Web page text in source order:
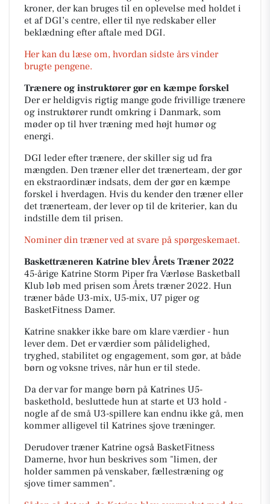
kroner, der kan bruges til en oplevelse med holdet i
et af DGI’s centre, eller til nye redskaber eller
beklædning efter aftale med DGI.
Her kan du læse om, hvordan sidste års vinder
brugte pengene.
Trænere og instruktører gør en kæmpe forskel
Der er heldigvis rigtig mange gode frivillige trænere
og instruktører rundt omkring i Danmark, som
møder op til hver træning med højt humør og
energi.
DGI leder efter trænere, der skiller sig ud fra
mængden. Den træner eller det trænerteam, der gør
en ekstraordinær indsats, dem der gør en kæmpe
forskel i hverdagen. Hvis du kender den træner eller
det trænerteam, der lever op til de kriterier, kan du
indstille dem til prisen.
Nominer din træner ved at svare på spørgeskemaet.
Baskettræneren Katrine blev Årets Træner 2022
45-årige Katrine Storm Piper fra Værløse Basketball
Klub løb med prisen som Årets træner 2022. Hun
træner både U3-mix, U5-mix, U7 piger og
BasketFitness Damer.
Katrine snakker ikke bare om klare værdier - hun
lever dem. Det er værdier som pålidelighed,
tryghed, stabilitet og engagement, som gør, at både
børn og voksne trives, når hun er til stede.
Da der var for mange børn på Katrines U5-
baskethold, besluttede hun at starte et U3 hold -
nogle af de små U3-spillere kan endnu ikke gå, men
kommer alligevel til Katrines sjove træninger.
Derudover træner Katrine også BasketFitness
Damerne, hvor hun beskrives som "limen, der
holder sammen på venskaber, fællestræning og
sjove timer sammen".